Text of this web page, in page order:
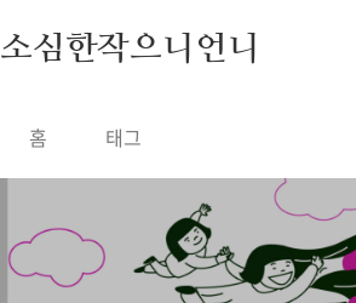
소심한작으니언니
홈 태그